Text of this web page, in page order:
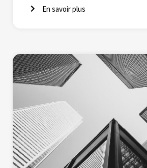
En savoir plus